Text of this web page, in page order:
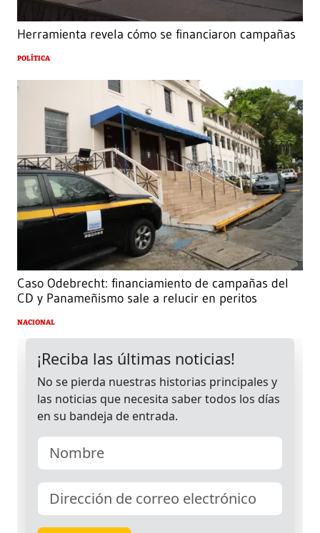
Herramienta revela cómo se financiaron campañas
POLÍTICA
Caso Odebrecht: financiamiento de campañas del
CD y Panameñismo sale a relucir en peritos
NACIONAL